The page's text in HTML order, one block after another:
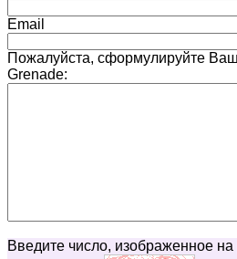
Email
Пожалуйста, сформулируйте
Grenade:
Введите число, изображенное на